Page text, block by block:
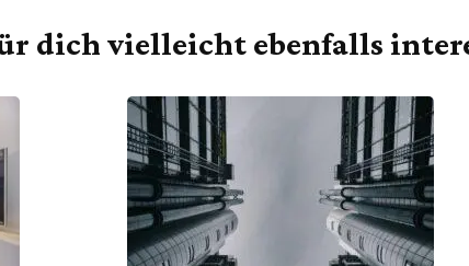
dich vielleicht ebenfalls